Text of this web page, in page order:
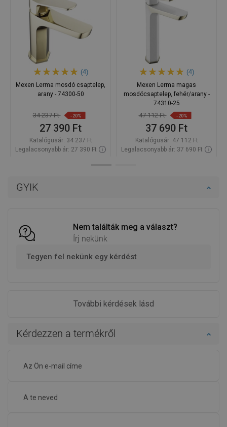
GYIK
Nem találták meg a választ?
Írj nekünk
Tegyen fel nekünk egy kérdést
További kérdések lásd
Kérdezzen a termékről
(4)
Mexen Lerma mosdó csaptelep,
arany - 74300-50
34 237 Ft -20%
27 390 Ft
Katalógusár: 34 237 Ft
Legalacsonyabb ár: 27 390 Ft
(4)
Mexen Lerma magas
mosdócsaptelep, fehér/arany -
74310-25
47 112 Ft -20%
37 690 Ft
Katalógusár: 47 112 Ft
Legalacsonyabb ár: 37 690 Ft